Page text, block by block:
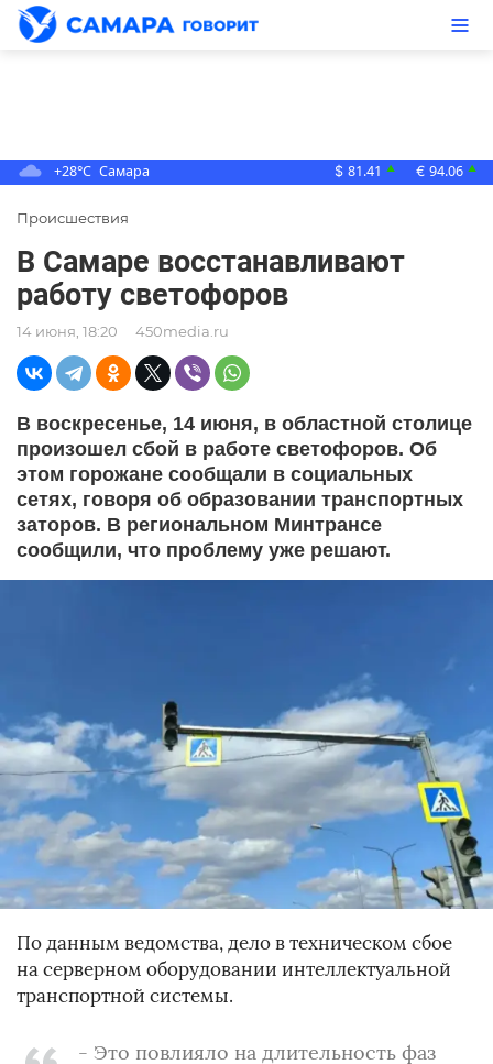
+28°C Самара $ 81.41 ▲ € 94.06 ▲
Происшествия
В Самаре восстанавливают
работу светофоров
14 июня, 18:20 450media.ru
В воскресенье, 14 июня, в областной столице
произошел сбой в работе светофоров. Об
этом горожане сообщали в социальных
сетях, говоря об образовании транспортных
заторов. В региональном Минтрансе
сообщили, что проблему уже решают.
По данным ведомства, дело в техническом сбое
на серверном оборудовании интеллектуальной
транспортной системы.
- Это повлияло на длительность фаз